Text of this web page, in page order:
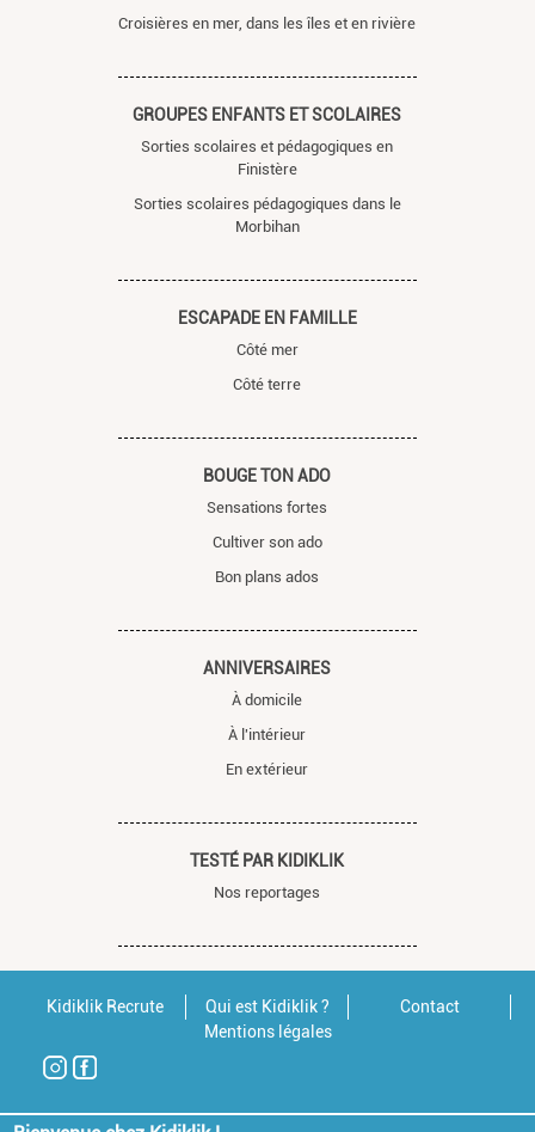
Croisières en mer, dans les îles et en rivière
GROUPES ENFANTS ET SCOLAIRES
Sorties scolaires et pédagogiques en
Finistère
Sorties scolaires pédagogiques dans le
Morbihan
ESCAPADE EN FAMILLE
Côté mer
Côté terre
BOUGE TON ADO
Sensations fortes
Cultiver son ado
Bon plans ados
ANNIVERSAIRES
À domicile
À l'intérieur
En extérieur
TESTÉ PAR KIDIKLIK
Nos reportages
Kidiklik Recrute Qui est Kidiklik ?
Contact
Mentions légales